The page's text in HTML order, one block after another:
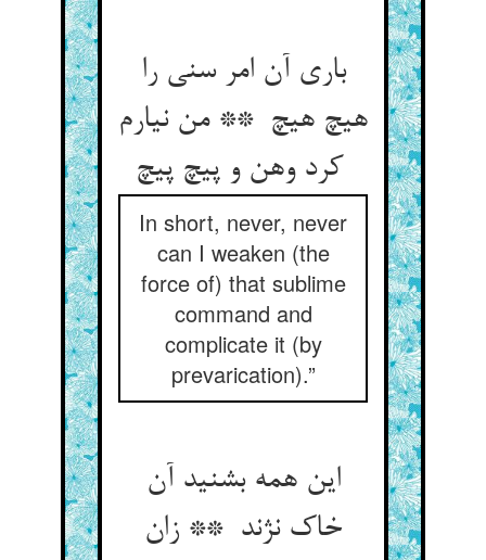
باری آن امر سنی را
هیچ هیچ ** من نیارم
کرد وهن و پیچ پیچ
In short, never, never
can I weaken (the
force of) that sublime
command and
complicate it (by
prevarication).”
این همه بشنید آن
خاک نژند ** زان